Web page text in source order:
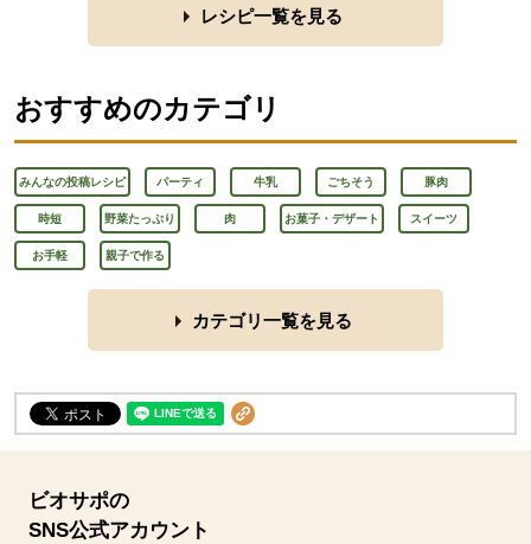
レシピ一覧を見る
おすすめのカテゴリ
みんなの投稿レシピ パーティ 牛乳 ごちそう 豚肉
時短 野菜たっぷり 肉 お菓子・デザート スイーツ
お手軽 親子で作る
カテゴリ一覧を見る
ビオサポの
SNS公式アカウント